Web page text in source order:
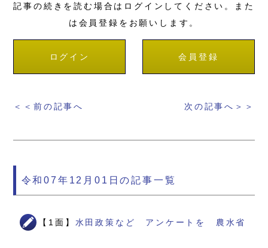
記事の続きを読む場合はログインしてください。また
は会員登録をお願いします。
ログイン 会員登録
＜＜前の記事へ 次の記事へ＞＞
令和07年12月01日の記事一覧
【1面】 水田政策など アンケートを 農水省